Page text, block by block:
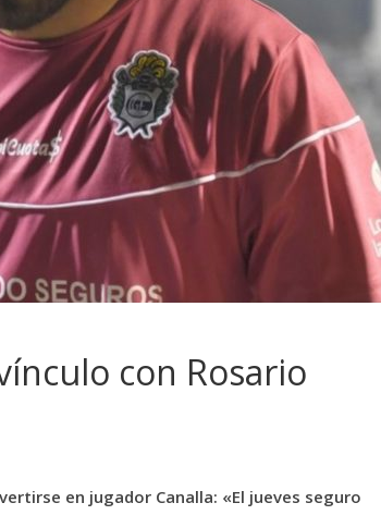
con Rosario
en jugador Canalla: «El jueves seguro